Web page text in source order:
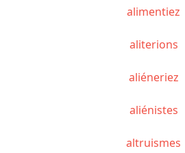
alimentiez
aliterions
aliéneriez
aliénistes
altruismes